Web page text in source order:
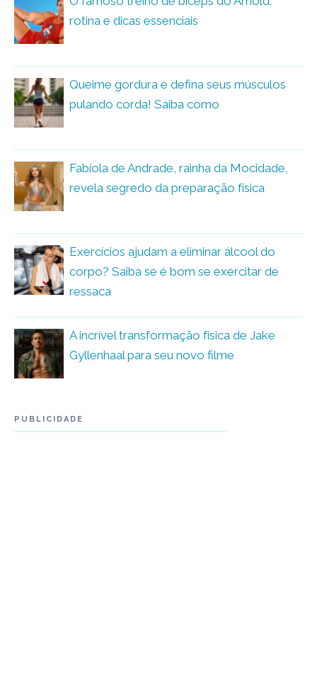
rotina e dicas essenciais
Queime gordura e defina seus músculos
pulando corda! Saiba como
Fabíola de Andrade, rainha da Mocidade,
revela segredo da preparação física
Exercícios ajudam a eliminar álcool do
corpo? Saiba se é bom se exercitar de
ressaca
A incrível transformação física de Jake
Gyllenhaal para seu novo filme
PUBLICIDADE